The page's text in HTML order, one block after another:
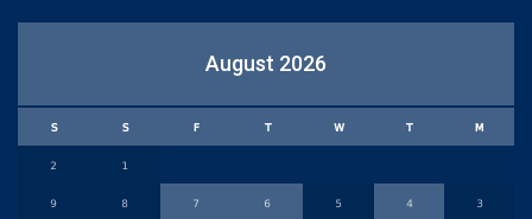
August 2026
M
T
W
T
F
S
S
1
2
3
4
5
6
7
8
9